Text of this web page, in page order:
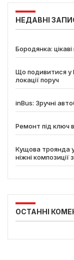
НЕДАВНІ
Бородянка:
Що подивитися у
локації поруч
inBus: Зручні
Ремонт під ключ
Кущова троянда
ніжні композиції
ОСТАННІ